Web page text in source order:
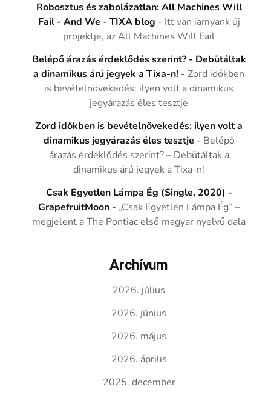
Robosztus és zabolázatlan: All Machines Will
Fail - And We - TIXA blog - Itt van iamyank új
projektje, az All Machines Will Fail
Belépő árazás érdeklődés szerint? - Debütáltak
a dinamikus árú jegyek a Tixa-n! -Zord időkben
is bevételnövekedés: ilyen volt a dinamikus
jegyárazás éles tesztje
Zord időkben is bevételnövekedés: ilyen volt a
dinamikus jegyárazás éles tesztje - Belépő
árazás érdeklődés szerint? – Debütáltak a
dinamikus árú jegyek a Tixa-n!
Csak Egyetlen Lámpa Ég (Single, 2020) -
GrapefruitMoon - „Csak Egyetlen Lámpa Ég” –
megjelent a The Pontiac első magyar nyelvű dala
Archívum
2026. július
2026. június
2026. május
2026. április
2025. december